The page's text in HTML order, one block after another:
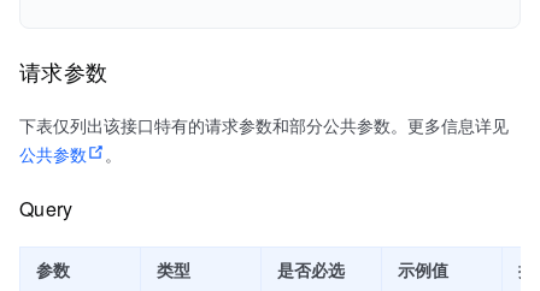
请求参数
下表仅列出该接口特有的请求参数和部分公共参数。更多信息详见
公共参数
。
Query
参数 类型 是否必选 示例值 描